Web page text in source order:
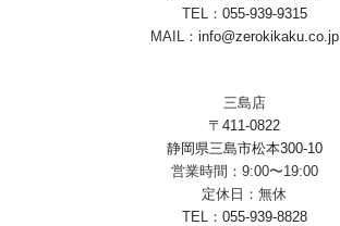
TEL： 055-939-9315
MAIL： info@zerokikaku.co.jp
三島店
〒411-0822
静岡県三島市松本300-10
営業時間：9:00〜19:00
定休日：無休
TEL： 055-939-8828